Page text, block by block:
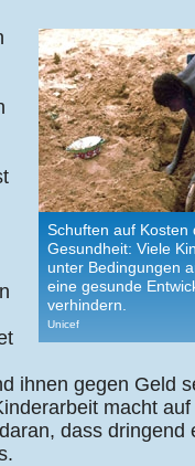
Schuften auf Kosten
Gesundheit: Viele
unter Bedingungen
eine gesunde
verhindern.
Unicef
ihnen gegen Geld
macht
dass dringend